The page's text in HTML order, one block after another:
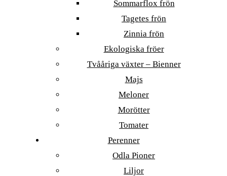
Sommarflox frön
Tagetes frön
Zinnia frön
Ekologiska fröer
Tvååriga växter – Bienner
Majs
Meloner
Morötter
Tomater
Perenner
Odla Pioner
Liljor